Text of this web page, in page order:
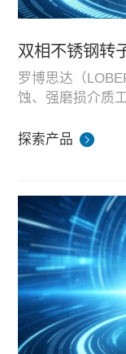
双相不锈钢转
罗博思达（
蚀、强磨损介质
性能。
海水氮化介质、
持标准机型与定
订单。
探索产品